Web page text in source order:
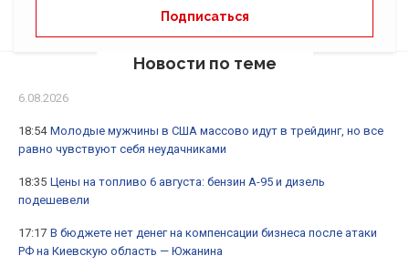
Новости по теме
6.08.2026
18:54 Молодые мужчины в США массово идут в трейдинг, но все
равно чувствуют себя неудачниками
18:35 Цены на топливо 6 августа: бензин А-95 и дизель
подешевели
17:17 В бюджете нет денег на компенсации бизнеса после атаки
РФ на Киевскую область — Южанина